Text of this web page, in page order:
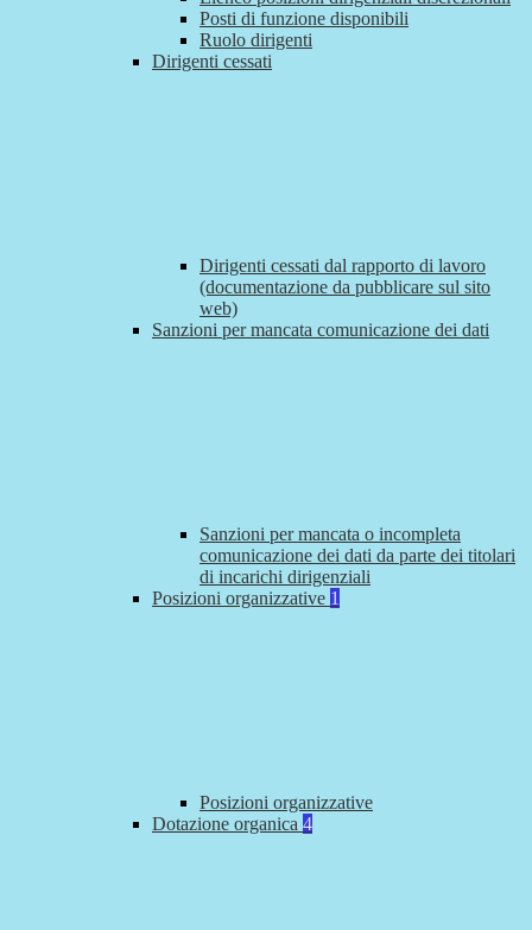
Posti di funzione disponibili
Ruolo dirigenti
Dirigenti cessati
Dirigenti cessati dal rapporto di lavoro
(documentazione da pubblicare sul sito
web)
Sanzioni per mancata comunicazione dei dati
Sanzioni per mancata o incompleta
comunicazione dei dati da parte dei titolari
di incarichi dirigenziali
Posizioni organizzative 1
Posizioni organizzative
Dotazione organica 4